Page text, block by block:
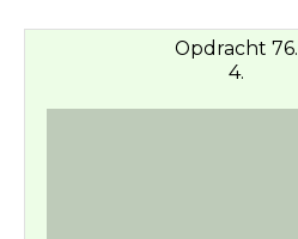
Opdracht 76.
4.